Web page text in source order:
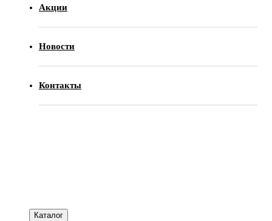
Акции
Новости
Контакты
Каталог